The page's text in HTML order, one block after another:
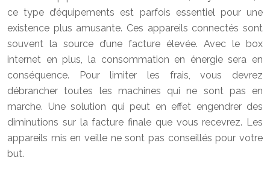
ce type d’équipements est parfois essentiel pour une
existence plus amusante. Ces appareils connectés sont
souvent la source d’une facture élevée. Avec le box
internet en plus, la consommation en énergie sera en
conséquence. Pour limiter les frais, vous devrez
débrancher toutes les machines qui ne sont pas en
marche. Une solution qui peut en effet engendrer des
diminutions sur la facture finale que vous recevrez. Les
appareils mis en veille ne sont pas conseillés pour votre
but.